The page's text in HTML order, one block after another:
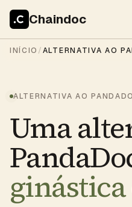
Chaindoc
INÍCIO /ALTERNATIVA AO
ALTERNATIVA AO
Uma
ginástica